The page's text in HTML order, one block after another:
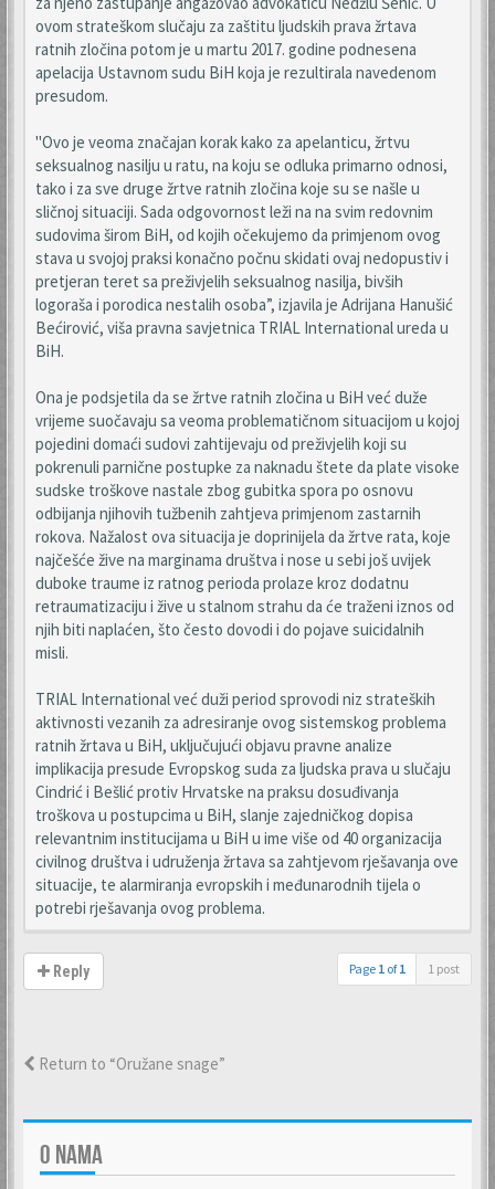
ovom strateškom slučaju za zaštitu ljudskih prava žrtava
ratnih zločina potom je u martu 2017. godine podnesena
apelacija Ustavnom sudu BiH koja je rezultirala navedenom
presudom.
"Ovo je veoma značajan korak kako za apelanticu, žrtvu
seksualnog nasilju u ratu, na koju se odluka primarno odnosi,
tako i za sve druge žrtve ratnih zločina koje su se našle u
sličnoj situaciji. Sada odgovornost leži na na svim redovnim
sudovima širom BiH, od kojih očekujemo da primjenom ovog
stava u svojoj praksi konačno počnu skidati ovaj nedopustiv i
pretjeran teret sa preživjelih seksualnog nasilja, bivših
logoraša i porodica nestalih osoba”, izjavila je Adrijana Hanušić
Bećirović, viša pravna savjetnica TRIAL International ureda u
BiH.
Ona je podsjetila da se žrtve ratnih zločina u BiH već duže
vrijeme suočavaju sa veoma problematičnom situacijom u kojoj
pojedini domaći sudovi zahtijevaju od preživjelih koji su
pokrenuli parnične postupke za naknadu štete da plate visoke
sudske troškove nastale zbog gubitka spora po osnovu
odbijanja njihovih tužbenih zahtjeva primjenom zastarnih
rokova. Nažalost ova situacija je doprinijela da žrtve rata, koje
najčešće žive na marginama društva i nose u sebi još uvijek
duboke traume iz ratnog perioda prolaze kroz dodatnu
retraumatizaciju i žive u stalnom strahu da će traženi iznos od
njih biti naplaćen, što često dovodi i do pojave suicidalnih
misli.
TRIAL International već duži period sprovodi niz strateških
aktivnosti vezanih za adresiranje ovog sistemskog problema
ratnih žrtava u BiH, uključujući objavu pravne analize
implikacija presude Evropskog suda za ljudska prava u slučaju
Cindrić i Bešlić protiv Hrvatske na praksu dosuđivanja
troškova u postupcima u BiH, slanje zajedničkog dopisa
relevantnim institucijama u BiH u ime više od 40 organizacija
civilnog društva i udruženja žrtava sa zahtjevom rješavanja ove
situacije, te alarmiranja evropskih i međunarodnih tijela o
potrebi rješavanja ovog problema.
Reply Page 1 of1 1 post
Return to “Oružane snage”
O NAMA